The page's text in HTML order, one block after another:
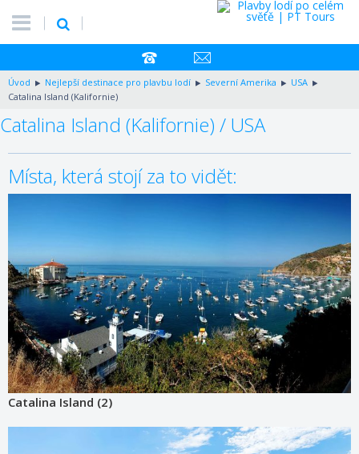
Úvod Nejlepší destinace pro plavbu lodí Severní Amerika
USA
Catalina Island (Kalifornie)
Catalina Island (Kalifornie) / USA
Místa, která stojí za to vidět:
Catalina Island (2)